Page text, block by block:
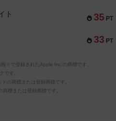
35 PT
ト
33 PT
々で登録されたApple Inc.の商標です。
です。
の商標または登録商標です。
標または登録商標です。